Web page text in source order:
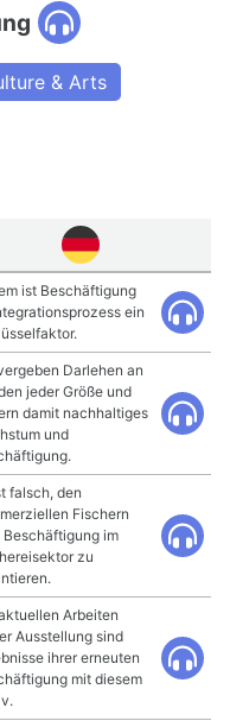
& Arts
ist Beschäftigung
ein
Darlehen an
jeder Größe und
damit nachhaltiges
und
falsch, den
Fischern
Beschäftigung im
zu
Arbeiten
Ausstellung sind
ihrer erneuten
mit diesem